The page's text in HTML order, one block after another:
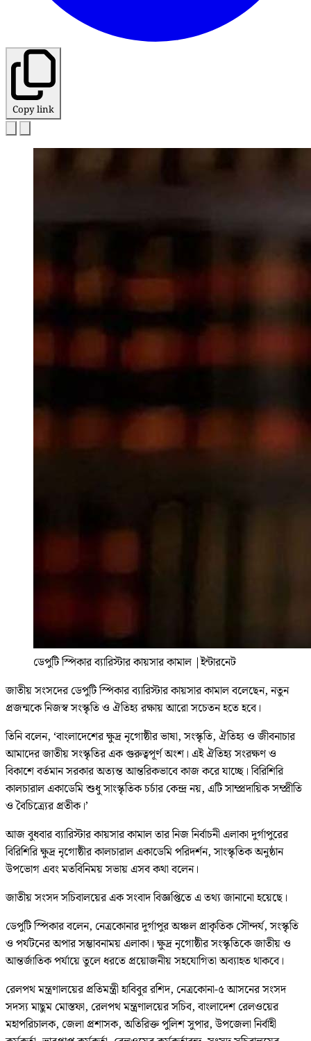
Copy link
ডেপুটি স্পিকার ব্যারিস্টার কায়সার কামাল |ইন্টারনেট
জাতীয় সংসদের ডেপুটি স্পিকার ব্যারিস্টার কায়সার কামাল বলেছেন, নতুন
প্রজন্মকে নিজস্ব সংস্কৃতি ও ঐতিহ্য রক্ষায় আরো সচেতন হতে হবে।
তিনি বলেন, ‘বাংলাদেশের ক্ষুদ্র নৃগোষ্ঠীর ভাষা, সংস্কৃতি, ঐতিহ্য ও জীবনাচার
আমাদের জাতীয় সংস্কৃতির এক গুরুত্বপূর্ণ অংশ। এই ঐতিহ্য সংরক্ষণ ও
বিকাশে বর্তমান সরকার অত্যন্ত আন্তরিকভাবে কাজ করে যাচ্ছে। বিরিশিরি
কালচারাল একাডেমি শুধু সাংস্কৃতিক চর্চার কেন্দ্র নয়, এটি সাম্প্রদায়িক সম্প্রীতি
ও বৈচিত্র্যের প্রতীক।’
আজ বুধবার ব্যারিস্টার কায়সার কামাল তার নিজ নির্বাচনী এলাকা দুর্গাপুরের
বিরিশিরি ক্ষুদ্র নৃগোষ্ঠীর কালচারাল একাডেমি পরিদর্শন, সাংস্কৃতিক অনুষ্ঠান
উপভোগ এবং মতবিনিময় সভায় এসব কথা বলেন।
জাতীয় সংসদ সচিবালয়ের এক সংবাদ বিজ্ঞপ্তিতে এ তথ্য জানানো হয়েছে।
ডেপুটি স্পিকার বলেন, নেত্রকোনার দুর্গাপুর অঞ্চল প্রাকৃতিক সৌন্দর্য, সংস্কৃতি
ও পর্যটনের অপার সম্ভাবনাময় এলাকা। ক্ষুদ্র নৃগোষ্ঠীর সংস্কৃতিকে জাতীয় ও
আন্তর্জাতিক পর্যায়ে তুলে ধরতে প্রয়োজনীয় সহযোগিতা অব্যাহত থাকবে।
রেলপথ মন্ত্রণালয়ের প্রতিমন্ত্রী হাবিবুর রশিদ, নেত্রকোনা-৫ আসনের সংসদ
সদস্য মাছুম মোস্তফা, রেলপথ মন্ত্রণালয়ের সচিব, বাংলাদেশ রেলওয়ের
মহাপরিচালক, জেলা প্রশাসক, অতিরিক্ত পুলিশ সুপার, উপজেলা নির্বাহী